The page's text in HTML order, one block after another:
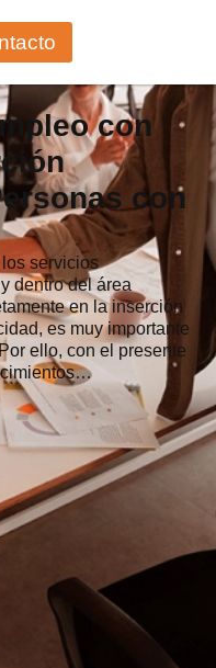
con
con
servicios
dentro del área
en la inserción
es muy importante
ello, con el presente